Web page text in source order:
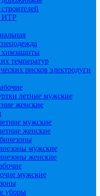
ИТР
химзащиты
температур
рисков электродуги
летние мужские
женские
мужские
женские
мужские
женские
мужские
уборы